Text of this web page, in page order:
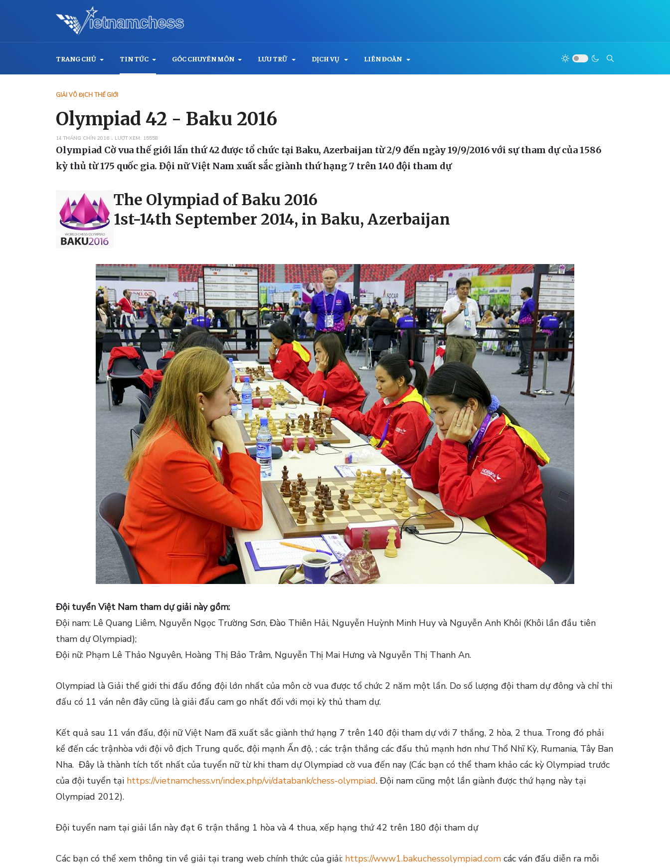
TRANG CHỦ TIN TỨC GÓC CHUYÊN MÔN LƯU TRỮ DỊCH VỤ LIÊN ĐOÀN
GIẢI VÔ ĐỊCH THẾ GIỚI
Olympiad 42 - Baku 2016
14 THÁNG CHÍN 2016 LƯỢT XEM: 15558
Olympiad Cờ vua thế giới lần thứ 42 được tổ chức tại Baku, Azerbaijan từ 2/9 đến ngày 19/9/2016 với sự tham dự của 1586
kỳ thủ từ 175 quốc gia. Đội nữ Việt Nam xuất sắc giành thứ hạng 7 trên 140 đội tham dự
The Olympiad of Baku 2016
1st-14th September 2014, in Baku, Azerbaijan
Đội tuyển Việt Nam tham dự giải này gồm:
Đội nam: Lê Quang Liêm, Nguyễn Ngọc Trường Sơn, Đào Thiên Hải, Nguyễn Huỳnh Minh Huy và Nguyễn Anh Khôi (Khôi lần đầu tiên
tham dự Olympiad);
Đội nữ: Phạm Lê Thảo Nguyên, Hoàng Thị Bảo Trâm, Nguyễn Thị Mai Hưng và Nguyễn Thị Thanh An.
Olympiad là Giải thế giới thi đấu đồng đội lớn nhất của môn cờ vua được tổ chức 2 năm một lần. Do số lượng đội tham dự đông và chỉ thi
đấu có 11 ván nên đây cũng là giải đấu cam go nhất đối với mọi kỳ thủ tham dự.
Kết quả sau 11 ván đấu, đội nữ Việt Nam đã xuất sắc giành thứ hạng 7 trên 140 đội tham dự với 7 thắng, 2 hòa, 2 thua. Trong đó phải
kể đến các trậnhòa với đội vô địch Trung quốc, đội mạnh Ấn độ, ; các trận thắng các đấu thủ mạnh hơn như Thổ Nhĩ Kỳ, Rumania, Tây Ban
Nha. Đây là thành tích tốt nhất của tuyển nữ từ khi tham dự Olympiad cờ vua đến nay (Các bạn có thể tham khảo các kỳ Olympiad trước
của đội tuyển tại https://vietnamchess.vn/index.php/vi/databank/chess-olympiad. Đội nam cũng một lần giành được thứ hạng này tại
Olympiad 2012).
Đội tuyển nam tại giải lần này đạt 6 trận thắng 1 hòa và 4 thua, xếp hạng thứ 42 trên 180 đội tham dự
Các bạn có thể xem thông tin về giải tại trang web chính thức của giải: https://www1.bakuchessolympiad.com các ván đấu diễn ra mỗi